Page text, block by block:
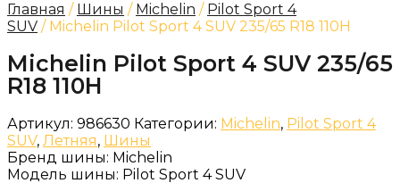
Главная / Шины / Michelin / Pilot Sport 4
SUV / Michelin Pilot Sport 4 SUV 235/65 R18 110H
Michelin Pilot Sport 4 SUV 235/65
R18 110H
Артикул: 986630 Категории: Michelin, Pilot Sport 4
SUV, Летняя, Шины
Бренд шины: Michelin
Модель шины: Pilot Sport 4 SUV